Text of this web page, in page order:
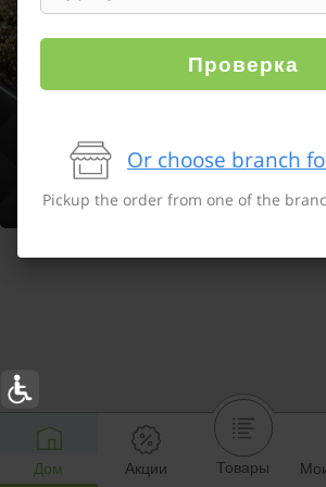
Дом Акции Товары
Проверка
Or choose branch
Pickup the order from one of the